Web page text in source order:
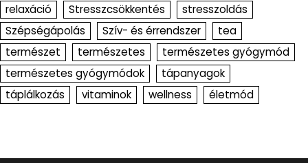
relaxáció Stresszcsökkentés
stresszoldás
Szépségápolás
Szív- és érrendszer
tea
természet
természetes
természetes gyógymód
természetes gyógymódok
tápanyagok
táplálkozás
vitaminok wellness életmód